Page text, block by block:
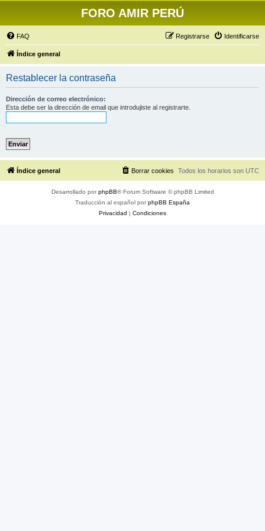
FORO AMIR PERÚ
FAQ Identificarse
Registrarse
Índice general
Restablecer la contraseña
Dirección de correo electrónico:
Esta debe ser la dirección de email que introdujiste al registrarte.
Índice general Todos los horarios son UTC
Borrar cookies
Desarrollado porphpBB® Forum Software © phpBB Limited
Traducción al español porphpBB España
Privacidad | Condiciones